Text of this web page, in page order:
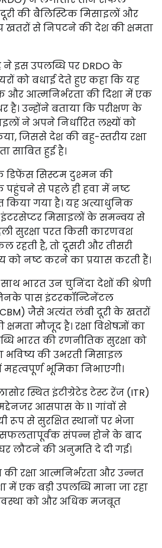
की बैलिस्टिक मिसाइलों और
खतरों से निपटने की देश की क्षमता
ने इस उपलब्धि पर DRDO के
को बधाई देते हुए कहा कि यह
और आत्मनिर्भरता की दिशा में एक
है। उन्होंने बताया कि परीक्षण के
ने अपने निर्धारित लक्ष्यों को
जिससे देश की बहु-स्तरीय रक्षा
साबित हुई है।
डिफेंस सिस्टम दुश्मन की
पहुंचने से पहले ही हवा में नष्ट
गया है। यह अत्याधुनिक
मिसाइलों के समन्वय से
सुरक्षा परत किसी कारणवश
रहती है, तो दूसरी और तीसरी
को नष्ट करने का प्रयास करती हैं।
भारत उन चुनिंदा देशों की श्रेणी
पास इंटरकॉन्टिनेंटल
जैसे अत्यंत लंबी दूरी के खतरों
मौजूद है। रक्षा विशेषज्ञों का
भारत की रणनीतिक सुरक्षा को
की उभरती मिसाइल
भूमिका निभाएगी।
स्थित इंटीग्रेटेड टेस्ट रेंज (ITR)
आसपास के 11 गांवों से
रूप से सुरक्षित स्थानों पर भेजा
सफलतापूर्वक संपन्न होने के बाद
लौटने की अनुमति दे दी गई।
रक्षा आत्मनिर्भरता और उन्नत
एक बड़ी उपलब्धि माना जा रहा
को और अधिक मजबूत